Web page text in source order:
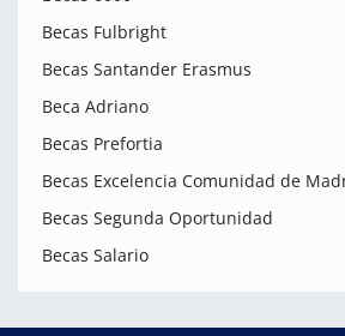
Becas Fulbright
Becas Santander Erasmus
Beca Adriano
Becas Prefortia
Becas Excelencia Comunidad de
Becas Segunda Oportunidad
Becas Salario